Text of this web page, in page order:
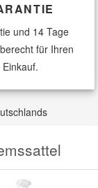
und 14 Tage
für Ihren
Einkauf.